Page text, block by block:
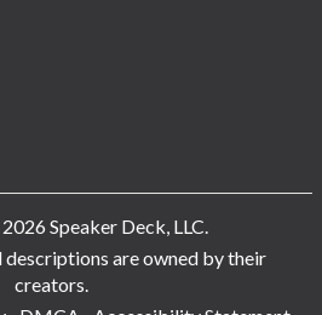
Speaker Deck, LLC.
descriptions are owned by their
creators.